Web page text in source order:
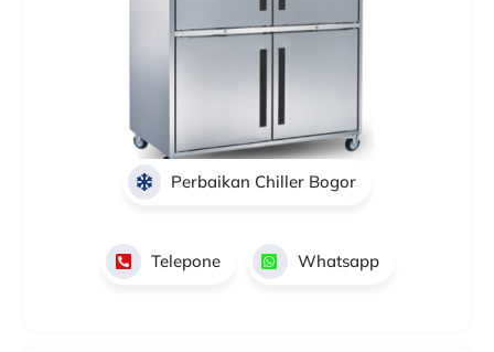
Perbaikan Chiller Bogor
Telepone Whatsapp